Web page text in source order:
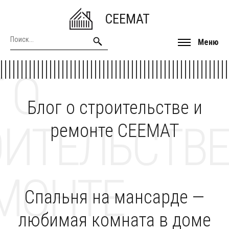
CEEMAT
Меню
Блог о строительстве и
ремонте CEEMAT
О
Спальня на мансарде —
любимая комната в доме